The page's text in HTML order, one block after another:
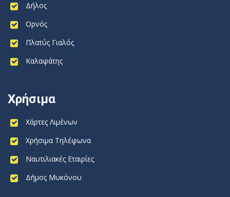
Δήλος
Ορνός
Πλατύς Γιαλός
Καλαφάτης
Χρήσιμα
Χάρτες Λιμένων
Χρήσιμα Τηλέφωνα
Ναυτιλιακές Εταιρίες
Δήμος Μυκόνου